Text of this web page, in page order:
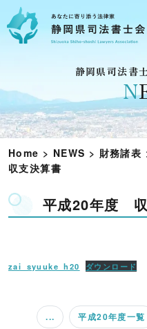
静岡県司法書
N
Home > NEWS > 財務諸表
収支決算書
平成20年度
zai_syuuke_h20 ダウンロード
... 平成20年度一覧